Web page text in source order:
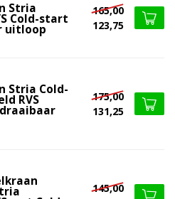
Stria
Cold-start
uitloop
165,00
123,75
Stria Cold-
RVS
175,00
131,25
145,00